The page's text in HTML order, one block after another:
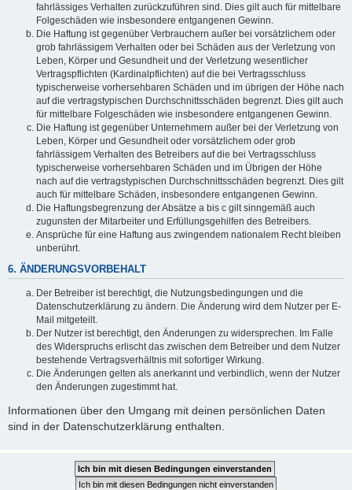
fahrlässiges Verhalten zurückzuführen sind. Dies gilt auch für mittelbare
Folgeschäden wie insbesondere entgangenen Gewinn.
Die Haftung ist gegenüber Verbrauchern außer bei vorsätzlichem oder
grob fahrlässigem Verhalten oder bei Schäden aus der Verletzung von
Leben, Körper und Gesundheit und der Verletzung wesentlicher
Vertragspflichten (Kardinalpflichten) auf die bei Vertragsschluss
typischerweise vorhersehbaren Schäden und im übrigen der Höhe nach
auf die vertragstypischen Durchschnittsschäden begrenzt. Dies gilt auch
für mittelbare Folgeschäden wie insbesondere entgangenen Gewinn.
Die Haftung ist gegenüber Unternehmern außer bei der Verletzung von
Leben, Körper und Gesundheit oder vorsätzlichem oder grob
fahrlässigem Verhalten des Betreibers auf die bei Vertragsschluss
typischerweise vorhersehbaren Schäden und im Übrigen der Höhe
nach auf die vertragstypischen Durchschnittsschäden begrenzt. Dies gilt
auch für mittelbare Schäden, insbesondere entgangenen Gewinn.
Die Haftungsbegrenzung der Absätze a bis c gilt sinngemäß auch
zugunsten der Mitarbeiter und Erfüllungsgehilfen des Betreibers.
Ansprüche für eine Haftung aus zwingendem nationalem Recht bleiben
unberührt.
6. ÄNDERUNGSVORBEHALT
Der Betreiber ist berechtigt, die Nutzungsbedingungen und die
Datenschutzerklärung zu ändern. Die Änderung wird dem Nutzer per E-
Mail mitgeteilt.
Der Nutzer ist berechtigt, den Änderungen zu widersprechen. Im Falle
des Widerspruchs erlischt das zwischen dem Betreiber und dem Nutzer
bestehende Vertragsverhältnis mit sofortiger Wirkung.
Die Änderungen gelten als anerkannt und verbindlich, wenn der Nutzer
den Änderungen zugestimmt hat.
Informationen über den Umgang mit deinen persönlichen Daten
sind in der Datenschutzerklärung enthalten.